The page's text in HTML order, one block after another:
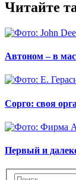
Читайте
Автоном – в
Сорго: своя
Первый и